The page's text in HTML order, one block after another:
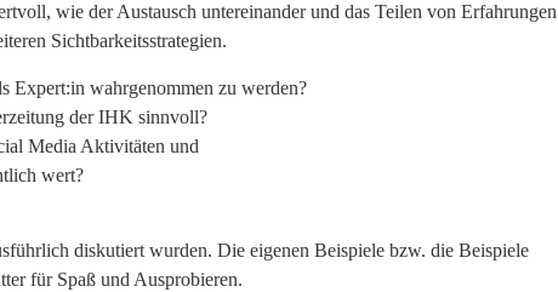
wie der Austausch untereinander und das Teilen von Erfahrungen
Sichtbarkeitsstrategien.
Expert:in wahrgenommen zu werden?
der IHK sinnvoll?
Media Aktivitäten und
wert?
diskutiert wurden. Die eigenen Beispiele bzw. die Beispiele
für Spaß und Ausprobieren.